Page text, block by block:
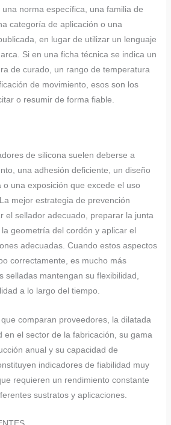
norma específica, una familia de
categoría de aplicación o una
en lugar de utilizar un lenguaje
Si en una ficha técnica se indica un
de curado, un rango de temperatura
de movimiento, esos son los
o resumir de forma fiable.
de silicona suelen deberse a
una adhesión deficiente, un diseño
o una exposición que excede el uso
mejor estrategia de prevención
el sellador adecuado, preparar la junta
geometría del cordón y aplicar el
adecuadas. Cuando estos aspectos
correctamente, es mucho más
selladas mantengan su flexibilidad,
a lo largo del tiempo.
comparan proveedores, la dilatada
en el sector de la fabricación, su gama
anual y su capacidad de
indicadores de fiabilidad muy
requieren un rendimiento constante
sustratos y aplicaciones.